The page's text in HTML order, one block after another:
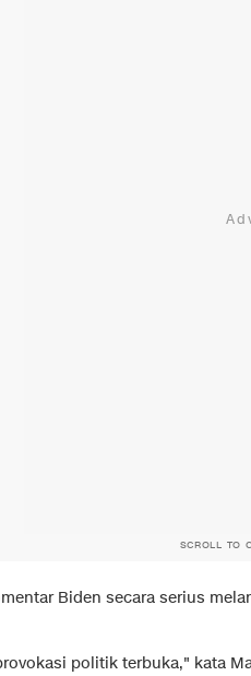
SCROLL TO
Biden secara serius
politik terbuka," kata